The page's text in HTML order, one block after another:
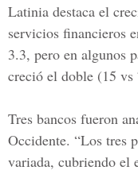
Latinia destaca el
servicios financieros
3.3, pero en algunos
creció el doble (15 vs
Tres bancos fueron
Occidente. “Los tres
variada, cubriendo el